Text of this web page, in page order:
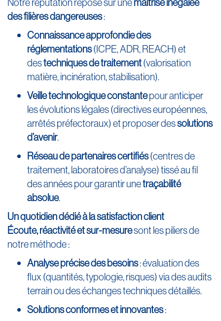
des filières dangereuses:
Connaissance approfondie des
réglementations(ICPE, ADR, REACH) et
destechniques de traitement(valorisation
matière, incinération, stabilisation).
Veille technologique constantepour anticiper
les évolutions légales (directives européennes,
arrêtés préfectoraux) et proposer dessolutions
d’avenir.
Réseau de partenaires certifiés(centres de
traitement, laboratoires d’analyse) tissé au fil
des années pour garantir unetraçabilité
absolue.
Un quotidien dédié à la satisfaction client
Écoute, réactivité et sur-mesuresont les piliers de
notre méthode :
Analyse précise des besoins: évaluation des
flux (quantités, typologie, risques) via des audits
terrain ou des échanges techniques détaillés.
Solutions conformes et innovantes: